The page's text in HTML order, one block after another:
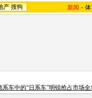
产 搜狗 新闻 -
系车中的“日系车”明锐抢占市场全